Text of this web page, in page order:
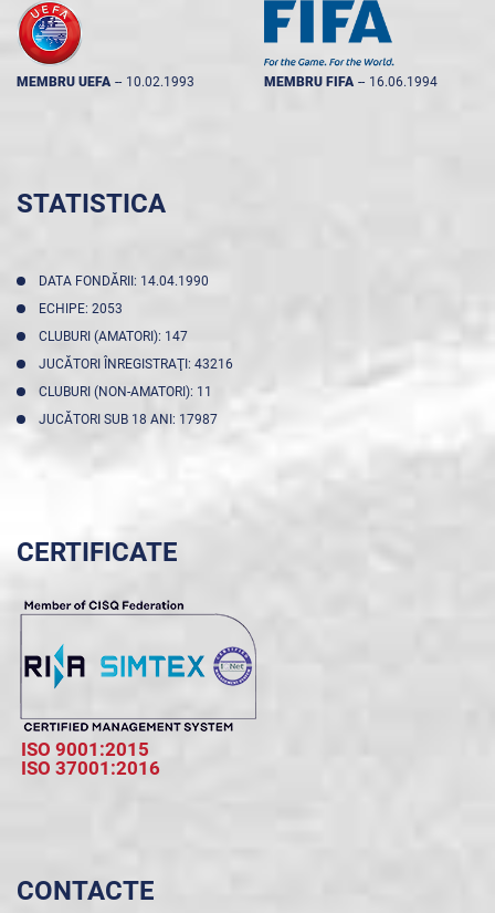
MEMBRU UEFA -- 10.02.1993 MEMBRU FIFA -- 16.06.1994
STATISTICA
DATA FONDĂRII: 14.04.1990
ECHIPE: 2053
CLUBURI (AMATORI): 147
JUCĂTORI ÎNREGISTRAŢI: 43216
CLUBURI (NON-AMATORI): 11
JUCĂTORI SUB 18 ANI: 17987
CERTIFICATE
ISO 9001:2015
ISO 37001:2016
CONTACTE